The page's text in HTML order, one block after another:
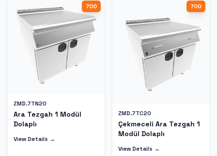
700
ZMD.7TN20
Ara Tezgah 1 Modül
Dolaplı
View Details →
700
ZMD.7TC20
Çekmeceli Ara Tezgah 1
Modül Dolaplı
View Details →